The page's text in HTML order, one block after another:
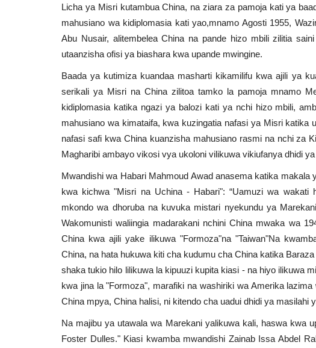
Licha ya Misri kutambua China, na ziara za pamoja kati ya
mahusiano wa kidiplomasia kati yao,mnamo Agosti 1955,
Abu Nusair, alitembelea China na pande hizo mbili zilitia
utaanzisha ofisi ya biashara kwa upande mwingine.
Baada ya kutimiza kuandaa masharti kikamilifu kwa ajili ya
serikali ya Misri na China zilitoa tamko la pamoja mnamo
kidiplomasia katika ngazi ya balozi kati ya nchi hizo mbili,
mahusiano wa kimataifa, kwa kuzingatia nafasi ya Misri katika
nafasi safi kwa China kuanzisha mahusiano rasmi na nchi za
Magharibi ambayo vikosi vya ukoloni vilikuwa vikiufanya dhidi
Mwandishi wa Habari Mahmoud Awad anasema katika
kwa kichwa "Misri na Uchina - Habari": “Uamuzi wa wakati
mkondo wa dhoruba na kuvuka mistari nyekundu ya
Wakomunisti waliingia madarakani nchini China mwaka wa
China kwa ajili yake ilikuwa "Formoza"na "Taiwan"Na
China, na hata hukuwa kiti cha kudumu cha China katika
shaka tukio hilo lilikuwa la kipuuzi kupita kiasi - na hiyo ilikuwa
kwa jina la "Formoza", marafiki na washiriki wa Amerika
China mpya, China halisi, ni kitendo cha uadui dhidi ya masilahi
Na majibu ya utawala wa Marekani yalikuwa kali, haswa kwa
Foster Dulles." Kiasi kwamba mwandishi Zainab Issa Abdel